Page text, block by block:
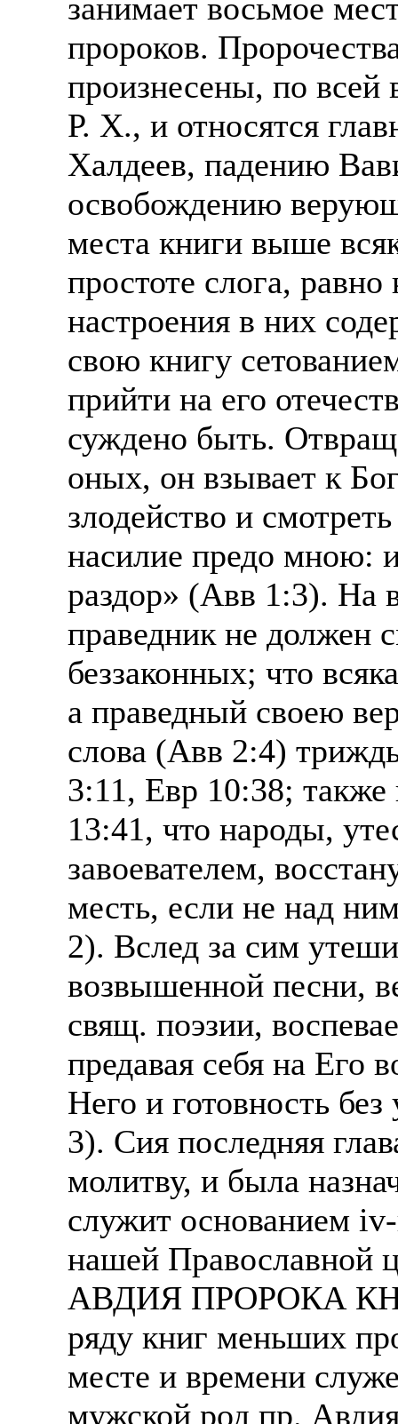
занимает восьмое
пророков.
произнесены, по всей
Р. Х., и относятся
Халдеев, падению
освобождению
места книги выше
простоте слога, равно
настроения в них
свою книгу
прийти на его
суждено быть.
оных, он взывает к
злодейство и
насилие предо мною:
раздор» (Авв 1:3). На
праведник не должен
беззаконных; что
а праведный своею
слова (Авв 2:4)
3:11, Евр 10:38;
13:41, что народы,
завоевателем,
месть, если не над
2). Вслед за сим
возвышенной песни,
свящ. поэзии,
предавая себя на Его
Него и готовность
3). Сия последняя
молитву, и была
служит основанием
нашей Православной
АВДИЯ ПРОРОКА
ряду книг меньших
месте и времени
мужской род пр.